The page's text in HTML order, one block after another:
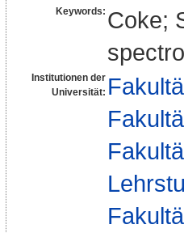
Keywords: Coke;
Institutionen der
Universität: